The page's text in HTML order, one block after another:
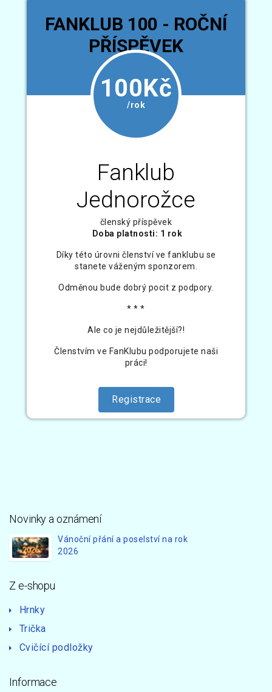
FANKLUB 100 - ROČNÍ
PŘÍSPĚVEK
100Kč
/rok
Fanklub
Jednorožce
členský příspěvek
Doba platnosti: 1 rok
Díky této úrovni členství ve fanklubu se
stanete váženým sponzorem.
Odměnou bude dobrý pocit z podpory.
* * *
Ale co je nejdůležitější?!
Členstvím ve FanKlubu podporujete naši
práci!
Registrace
Novinky a oznámení
Vánoční přání a poselství na rok
2026
Z e-shopu
Hrnky
Trička
Cvičící podložky
Informace